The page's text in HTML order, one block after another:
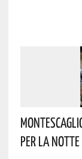
Per La